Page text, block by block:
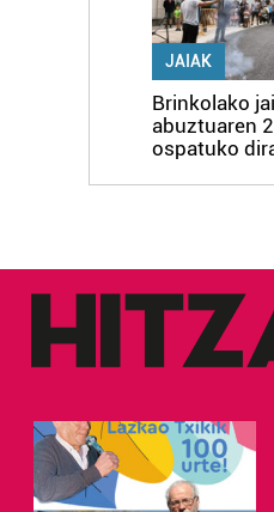
JAIAK
Brinkolako
abuztuaren
ospatuko